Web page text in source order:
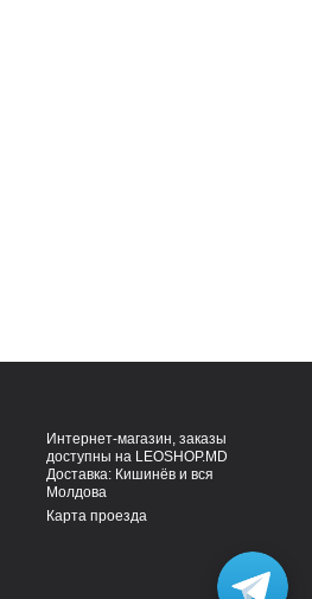
Интернет-магазин, заказы
доступны на LEOSHOP.MD
Доставка: Кишинёв и вся
Молдова
Карта проезда